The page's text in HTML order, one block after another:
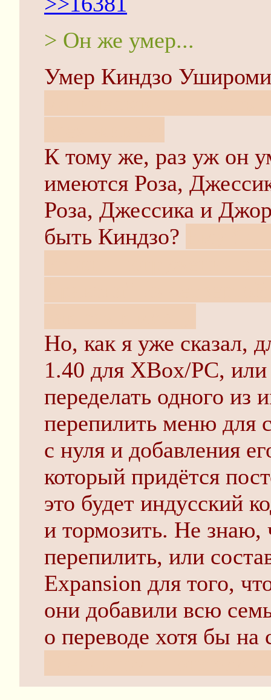
> Он же умер...
Умер Киндзо
К тому же, раз уж он
имеются Роза,
Роза, Джессика и
быть Киндзо?
Но, как я уже сказал,
1.40 для XBox/PC, или
переделать одного
перепилить меню для
с нуля и добавления
который придётся
это будет индусский
и тормозить. Не знаю,
перепилить, или
Expansion для того,
они добавили всю
о переводе хотя бы